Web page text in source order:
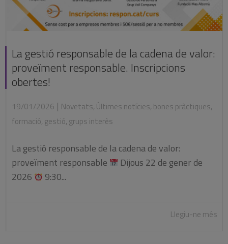
La gestió responsable de la cadena de valor:
proveïment responsable. Inscripcions
obertes!
19/01/2026 | Novetats, Últimes notícies, bones pràctiques,
formació, gestió, grups interès
La gestió responsable de la cadena de valor:
proveïment responsable
Dijous 22 de gener de
2026
9:30...
Llegiu-ne més